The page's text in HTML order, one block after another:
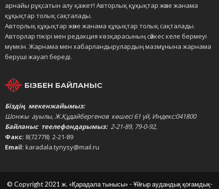
арнайы рұқсатын алу қажет! Авторлық құқықтар және жанама
құқықтар толық сақталады.
Авторлық құқықтар және жанама құқықтар толық сақталады.
Авторлар пікірі мен редакция көзқарасының сәйкес келе бермеуі
мүмкін. Жарнама мен хабарландырулардың мазмұнына жарнама
беруші жауап береді.
БІЗБЕН БАЙЛАНЫС
Біздің мекенжайымыз:
Шонжы ауылы, Ж.Құдайбергенов көшесі 61 үй, Индекс:041800
Байланыс теелефондарымыз: 2-21-89, 79-0-92,
Факс: 8(72778) 2-21-89
Email: karadala.tynysy@mail.ru
© Copyright 2021 ж. «Қарадала тынысы» - Ұйғыр аудандық қоғамдық-